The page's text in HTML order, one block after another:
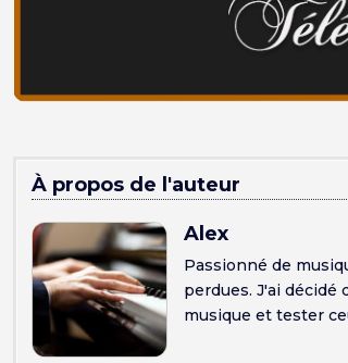
À propos de l'auteur
Alex
Passionné de
perdues. J'ai
musique et tester